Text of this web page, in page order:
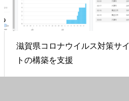
滋賀県コロナウイルス対策サイ
トの構築を支援